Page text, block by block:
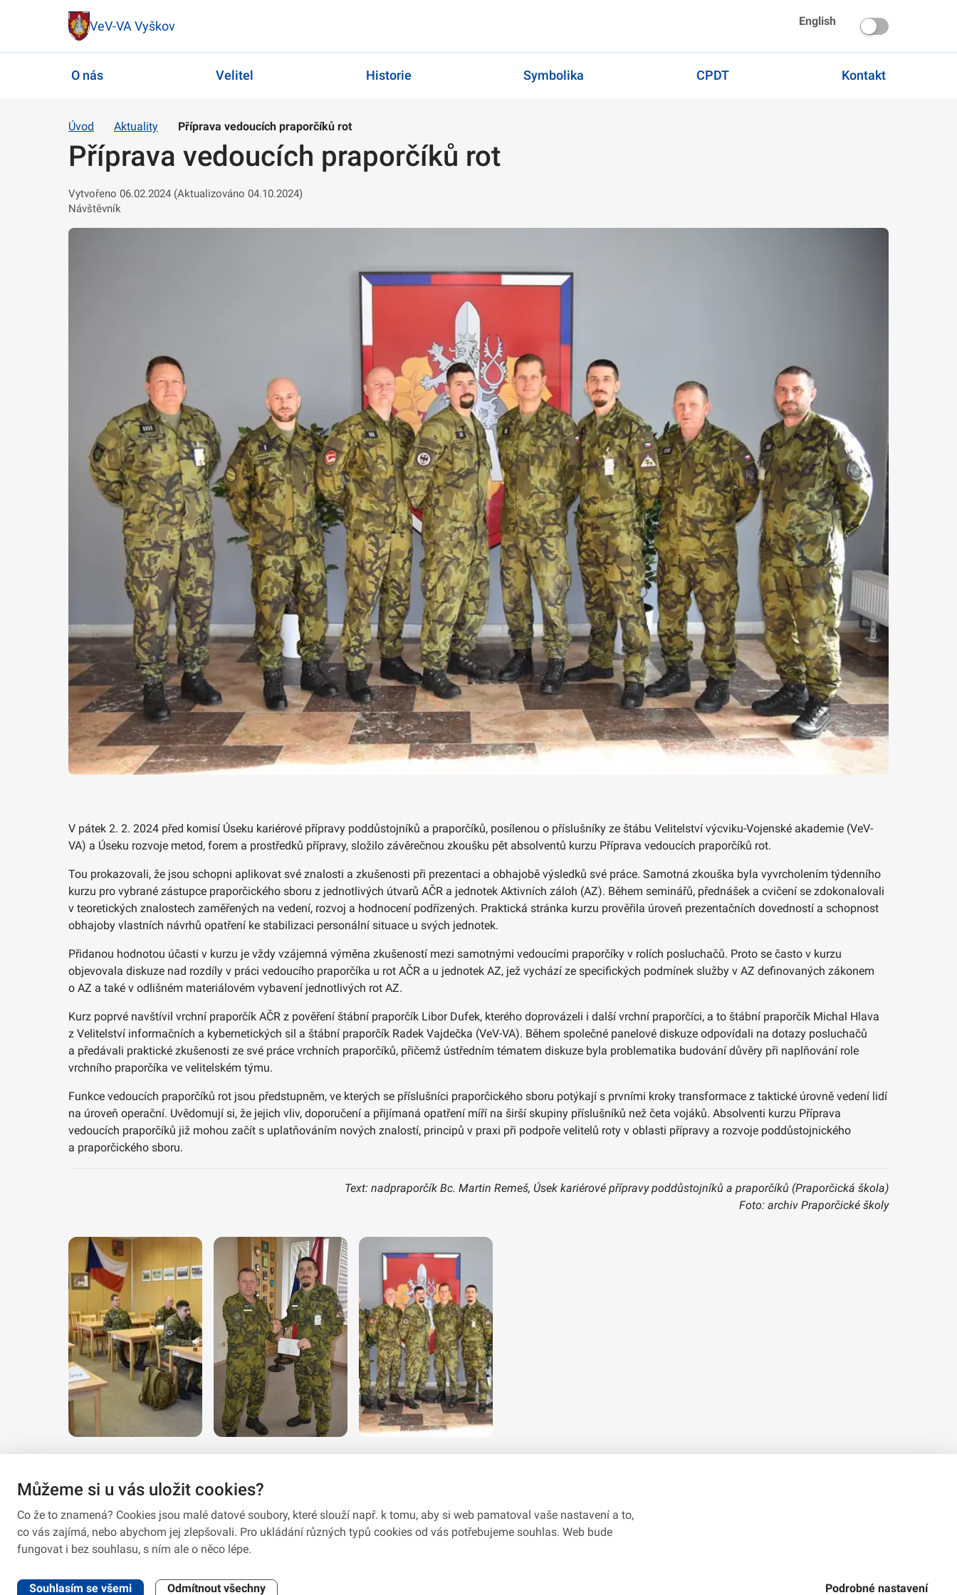
VeV-VA Vyškov English
O nás Velitel Historie Symbolika CPDT Kontakt
Úvod Aktuality Příprava vedoucích praporčíků rot
Příprava vedoucích praporčíků rot
Vytvořeno 06.02.2024 (Aktualizováno 04.10.2024)
Návštěvník
V pátek 2. 2. 2024 před komisí Úseku kariérové přípravy poddůstojníků a praporčíků, posílenou o příslušníky ze štábu Velitelství výcviku-Vojenské akademie (VeV-
VA) a Úseku rozvoje metod, forem a prostředků přípravy, složilo závěrečnou zkoušku pět absolventů kurzu Příprava vedoucích praporčíků rot.
Tou prokazovali, že jsou schopni aplikovat své znalosti a zkušenosti při prezentaci a obhajobě výsledků své práce. Samotná zkouška byla vyvrcholením týdenního
kurzu pro vybrané zástupce praporčického sboru z jednotlivých útvarů AČR a jednotek Aktivních záloh (AZ). Během seminářů, přednášek a cvičení se zdokonalovali
v teoretických znalostech zaměřených na vedení, rozvoj a hodnocení podřízených. Praktická stránka kurzu prověřila úroveň prezentačních dovedností a schopnost
obhajoby vlastních návrhů opatření ke stabilizaci personální situace u svých jednotek.
Přidanou hodnotou účasti v kurzu je vždy vzájemná výměna zkušeností mezi samotnými vedoucími praporčíky v rolích posluchačů. Proto se často v kurzu
objevovala diskuze nad rozdíly v práci vedoucího praporčíka u rot AČR a u jednotek AZ, jež vychází ze specifických podmínek služby v AZ definovaných zákonem
o AZ a také v odlišném materiálovém vybavení jednotlivých rot AZ.
Kurz poprvé navštívil vrchní praporčík AČR z pověření štábní praporčík Libor Dufek, kterého doprovázeli i další vrchní praporčíci, a to štábní praporčík Michal Hlava
z Velitelství informačních a kybernetických sil a štábní praporčík Radek Vajdečka (VeV-VA). Během společné panelové diskuze odpovídali na dotazy posluchačů
a předávali praktické zkušenosti ze své práce vrchních praporčíků, přičemž ústředním tématem diskuze byla problematika budování důvěry při naplňování role
vrchního praporčíka ve velitelském týmu.
Funkce vedoucích praporčíků rot jsou předstupněm, ve kterých se příslušníci praporčického sboru potýkají s prvními kroky transformace z taktické úrovně vedení lidí
na úroveň operační. Uvědomují si, že jejich vliv, doporučení a přijímaná opatření míří na širší skupiny příslušníků než četa vojáků. Absolventi kurzu Příprava
vedoucích praporčíků již mohou začít s uplatňováním nových znalostí, principů v praxi při podpoře velitelů roty v oblasti přípravy a rozvoje poddůstojnického
a praporčického sboru.
Text: nadpraporčík Bc. Martin Remeš, Úsek kariérové přípravy poddůstojníků a praporčíků (Praporčická škola)
Foto: archiv Praporčické školy
2026 © VeV-VA Vyškov • Informace jsou poskytovány v souladu se zákonem č.
Můžeme si u vás uložit cookies?
Co že to znamená? Cookies jsou malé datové soubory, které slouží např. k tomu, aby si web pamatoval vaše nastavení a to,
co vás zajímá, nebo abychom jej zlepšovali. Pro ukládání různých typů cookies od vás potřebujeme souhlas. Web bude
fungovat i bez souhlasu, s ním ale o něco lépe.
Souhlasím se všemi Odmítnout všechny Podrobné nastavení